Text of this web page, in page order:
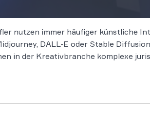
nutzen immer häufiger künstliche
DALL-E oder Stable
in der Kreativbranche komplexe